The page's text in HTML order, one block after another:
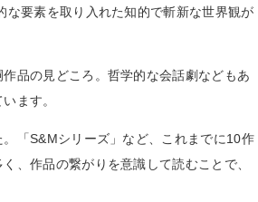
要素を取り入れた知的で斬新な世界観が
品の見どころ。哲学的な会話劇などもあ
ます。
「S&Mシリーズ」など、これまでに10作
、作品の繋がりを意識して読むことで、